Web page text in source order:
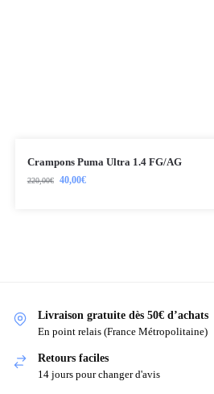
Crampons Puma Ultra 1.4 FG/AG
220,00€ 40,00€
Livraison gratuite dès 50€ d’achats
En point relais (France Métropolitaine)
Retours faciles
14 jours pour changer d'avis